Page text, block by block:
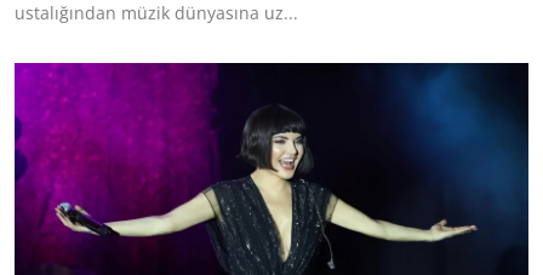
ustalığından müzik dünyasına uz...